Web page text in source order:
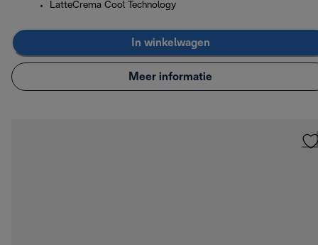
LatteCrema Cool Technology
In winkelwagen
Meer informatie